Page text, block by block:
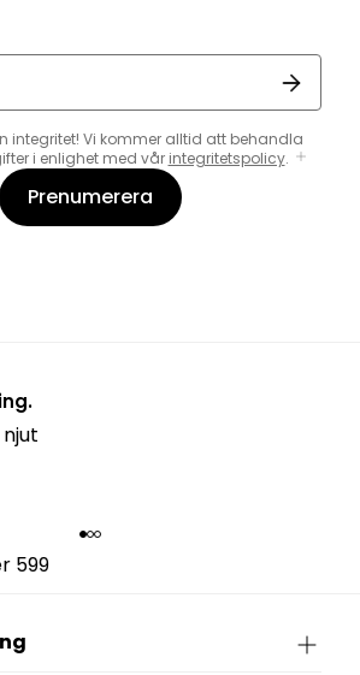
integritet! Vi kommer alltid att behandla
i enlighet med vår integritetspolicy.
Prenumerera
599